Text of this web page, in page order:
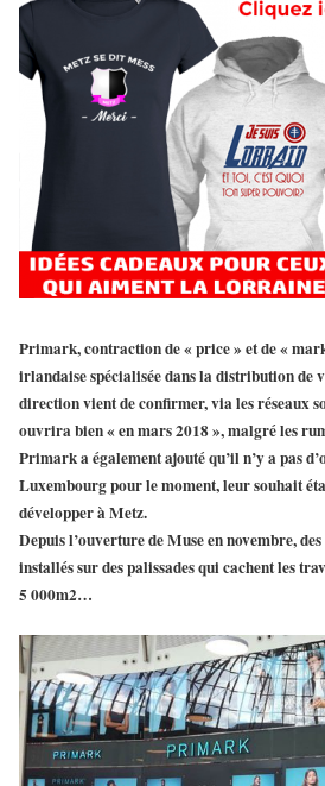
Primark, contraction de « price » et de «
irlandaise spécialisée dans la distribution de
direction vient de confirmer, via les réseaux
ouvrira bien « en mars 2018 », malgré les
Primarka également ajouté qu’il n’y apas
Luxembourgpour le moment, leur souhait
développer àMetz.
Depuis l’ouverture de Muse en novembre,
installés sur des palissades qui cachent les
5 000m2…